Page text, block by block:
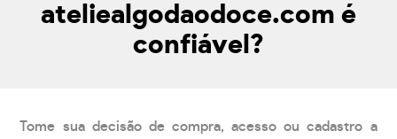
ateliealgodaodoce.com é
confiável?
Tome sua decisão de compra, acesso ou cadastro a